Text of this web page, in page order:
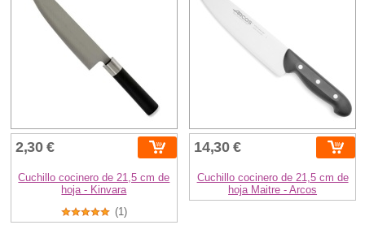
2,30 €
Cuchillo cocinero de 21,5 cm de
hoja - Kinvara
(1)
14,30 €
Cuchillo cocinero de 21,5 cm de
hoja Maitre - Arcos